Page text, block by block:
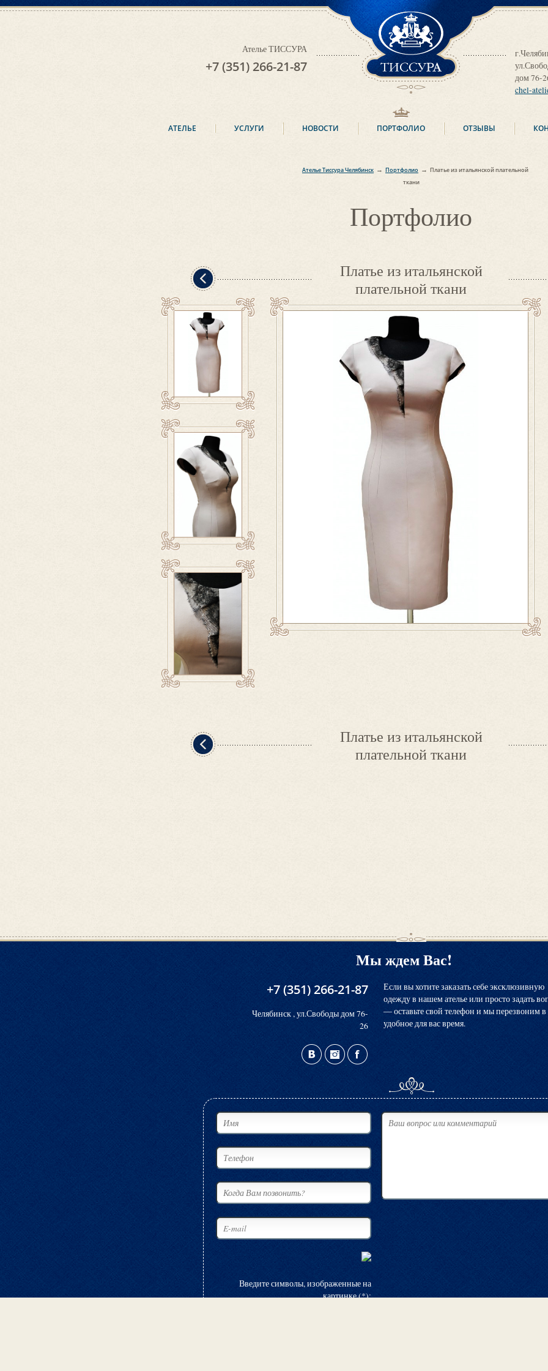
ТИССУРА
Ателье Тиссура Челябинск → Портфолио → Платье из итальянской плательной
ткани
Портфолио
Платье из итальянской
плательной ткани
Платье из итальянской
плательной ткани
Ателье ТИССУРА
+7 (351) 266-21-87
дом 76-
chel-
АТЕЛЬЕ УСЛУГИ НОВОСТИ ПОРТФОЛИО ОТЗЫВЫ
Мы ждем Вас!
Если вы хотите заказать себе эксклюзивную
одежду в нашем ателье или просто задать
― оставьте свой телефон и мы перезвоним в
удобное для вас время.
+7 (351) 266-21-87
Челябинск , ул.Свободы дом 76-
26
Введите символы, изображенные на
картинке (*):